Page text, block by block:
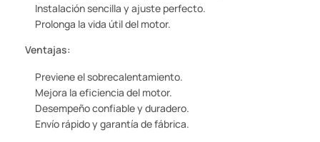
Instalación sencilla y ajuste perfecto.
Prolonga la vida útil del motor.
Ventajas:
Previene el sobrecalentamiento.
Mejora la eficiencia del motor.
Desempeño confiable y duradero.
Envío rápido y garantía de fábrica.